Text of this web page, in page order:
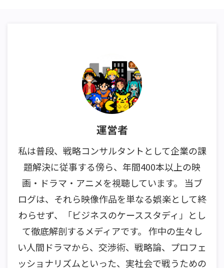
運営者
私は普段、戦略コンサルタントとして企業の課
題解決に従事する傍ら、年間400本以上の映
画・ドラマ・アニメを視聴しています。 当ブ
ログは、それら映像作品を単なる娯楽として終
わらせず、「ビジネスのケーススタディ」とし
て徹底解剖するメディアです。 作中の生々し
い人間ドラマから、交渉術、戦略論、プロフェ
ッショナリズムといった、実社会で戦うための